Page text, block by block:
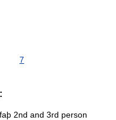
7
2nd and 3rd person